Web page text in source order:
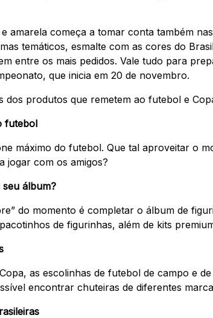
amarela começa a tomar conta também
temáticos, esmalte com as cores do
entre os mais pedidos. Vale tudo para
que inicia em 20 de novembro.
dos produtos que remetem ao futebol e
futebol
máximo do futebol. Que tal aproveitar o
jogar com os amigos?
álbum?
do momento é completar o álbum de
de figurinhas, além de kits
as escolinhas de futebol de campo e
encontrar chuteiras de diferentes